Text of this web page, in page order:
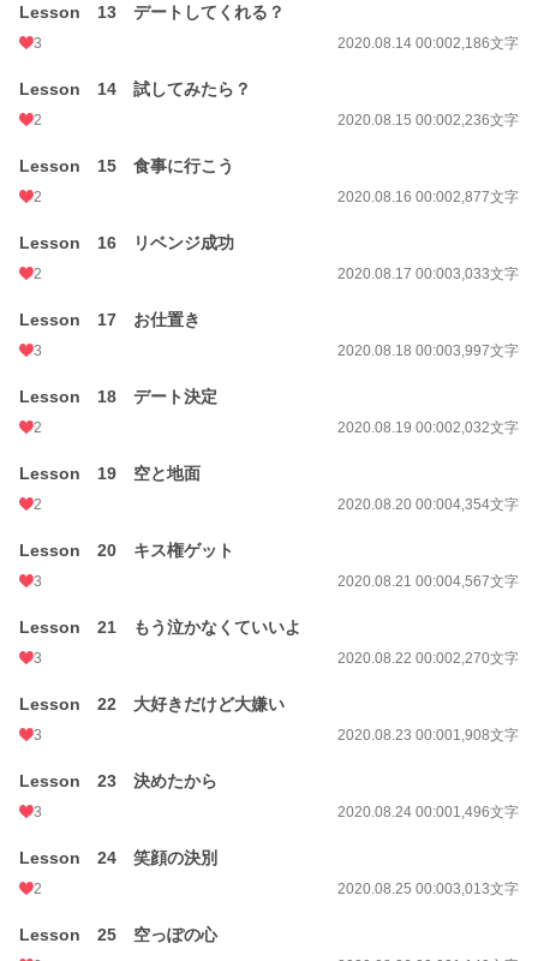
Lesson 13 デートしてくれる？
3 2020.08.14 00:002,186文字
Lesson 14 試してみたら？
2 2020.08.15 00:002,236文字
Lesson 15 食事に行こう
2 2020.08.16 00:002,877文字
Lesson 16 リベンジ成功
2 2020.08.17 00:003,033文字
Lesson 17 お仕置き
3 2020.08.18 00:003,997文字
Lesson 18 デート決定
2 2020.08.19 00:002,032文字
Lesson 19 空と地面
2 2020.08.20 00:004,354文字
Lesson 20 キス権ゲット
3 2020.08.21 00:004,567文字
Lesson 21 もう泣かなくていいよ
3 2020.08.22 00:002,270文字
Lesson 22 大好きだけど大嫌い
3 2020.08.23 00:001,908文字
Lesson 23 決めたから
3 2020.08.24 00:001,496文字
Lesson 24 笑顔の決別
2 2020.08.25 00:003,013文字
Lesson 25 空っぽの心